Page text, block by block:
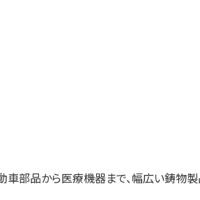
部品から医療機器まで、幅広い鋳物